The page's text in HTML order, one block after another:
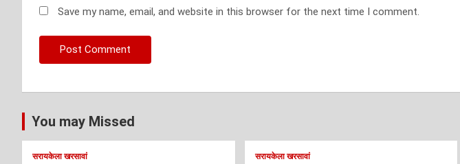
Save my name, email, and website in this browser for the next time I comment.
You may Missed
सरायकेला खरसावां सरायकेला खरसावां